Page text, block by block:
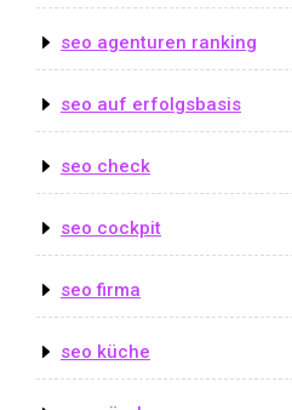
seo agenturen ranking
seo auf erfolgsbasis
seo check
seo cockpit
seo firma
seo küche